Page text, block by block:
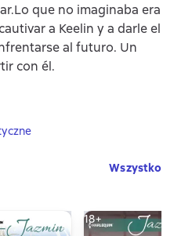
que no imaginaba era
a Keelin y a darle el
al futuro. Un
con él.
Wszystko
18+